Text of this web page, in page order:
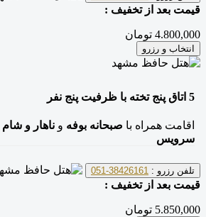
قیمت بعد از تخفیف :
4.800,000 تومان
انتخاب و رزرو
5 اتاق پنج تخته با ظرفیت پنج نفر
اقامت همراه با صبحانه بوفهو ناهار و
سرویس
تلفن رزرو : 38426161-051
قیمت بعد از تخفیف :
5.850,000 تومان